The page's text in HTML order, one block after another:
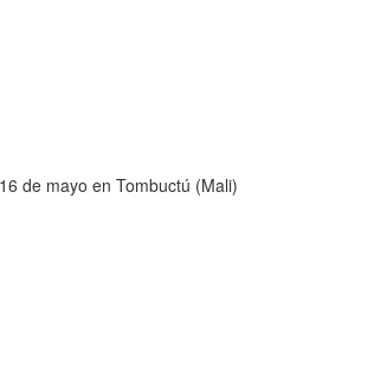
de mayo en Tombuctú (Mali)